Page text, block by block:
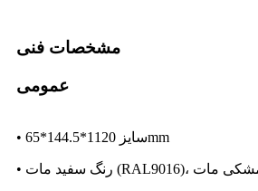
مشخصات فنی
عمومی
• سایز 1120*144.5*65mm